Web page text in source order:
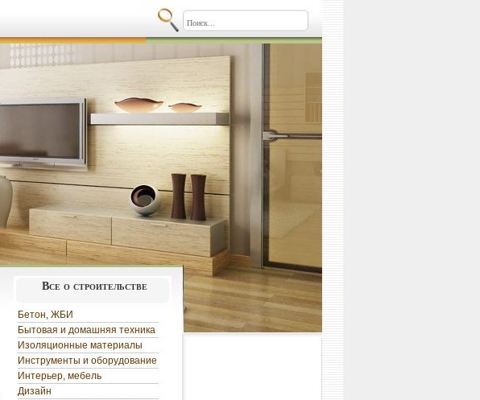
Все о строительстве
Бетон, ЖБИ
Бытовая и домашняя техника
Изоляционные материалы
Инструменты и оборудование
Интерьер, мебель
Дизайн